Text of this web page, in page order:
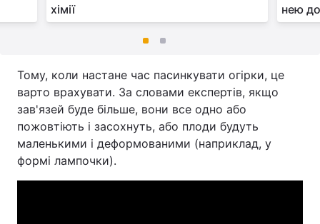
хімії
нею
Тому, коли настане час пасинкувати огірки, це
варто врахувати. За словами експертів, якщо
зав'язей буде більше, вони все одно або
пожовтіють і засохнуть, або плоди будуть
маленькими і деформованими (наприклад, у
формі лампочки).